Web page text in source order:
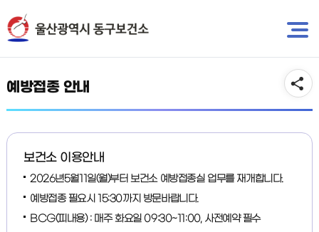
바
로
로
가
예방접종 안내
보건소 이용안내
2026년5월11일(월)부터 보건소 예방접종실 업무를 재개합니다.
예방접종 필요시 15:30까지 방문바랍니다.
BCG(피내용) : 매주 화요일 09:30~11:00, 사전예약 필수